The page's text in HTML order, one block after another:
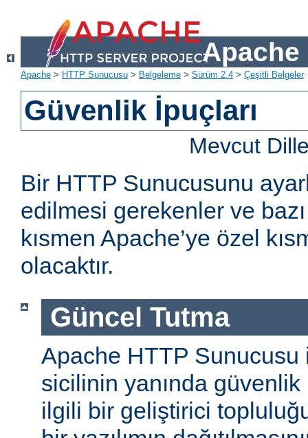
Apache
Apache > HTTP Sunucusu > Belgeleme > Sürüm 2.4 > Çeşitli Belgeler
Güvenlik İpuçları
Mevcut
Bir HTTP Sunucusunu
edilmesi gerekenler ve
kısmen Apache’ye özel
olacaktır.
Güncel Tutma
Apache HTTP Sunucusu
sicilinin yanında
ilgili bir geliştirici